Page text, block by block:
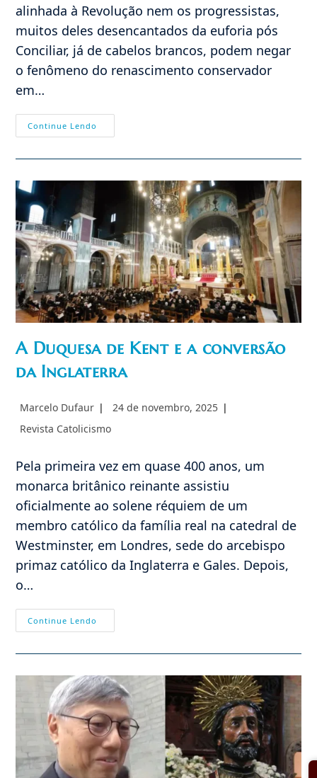
alinhada à Revolução nem os progressistas,
muitos deles desencantados da euforia pós
Conciliar, já de cabelos brancos, podem negar
o fenômeno do renascimento conservador
em…
Continue Lendo
“Geração
Ideais?
A Duquesa de Kent e a conversão
da Inglaterra
Autor
post:
Marcelo Dufaur
Post
24 de novembro, 2025
Categoria
Revista Catolicismo
Pela primeira vez em quase 400 anos, um
monarca britânico reinante assistiu
oficialmente ao solene réquiem de um
membro católico da família real na catedral de
Westminster, em Londres, sede do arcebispo
primaz católico da Inglaterra e Gales. Depois,
o…
Continue Lendo
Duquesa
Kent
Conversão
Da
Inglaterra